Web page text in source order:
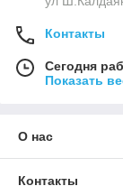
Контакты
Сегодня
Показать
О нас
Контакты